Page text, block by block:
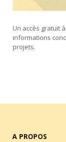
Un accès gratuit
informations
projets.
A PROPOS